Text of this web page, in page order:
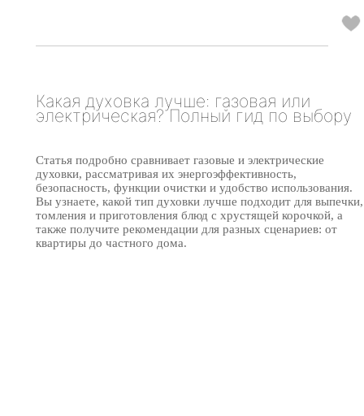
Какая духовка лучше: газовая или
электрическая? Полный гид по выбору
Статья подробно сравнивает газовые и электрические
духовки, рассматривая их энергоэффективность,
безопасность, функции очистки и удобство использования.
Вы узнаете, какой тип духовки лучше подходит для выпечки,
томления и приготовления блюд с хрустящей корочкой, а
также получите рекомендации для разных сценариев: от
квартиры до частного дома.